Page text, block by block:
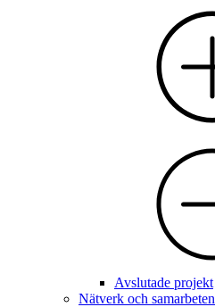
Avslutade projekt
Nätverk och samarbeten